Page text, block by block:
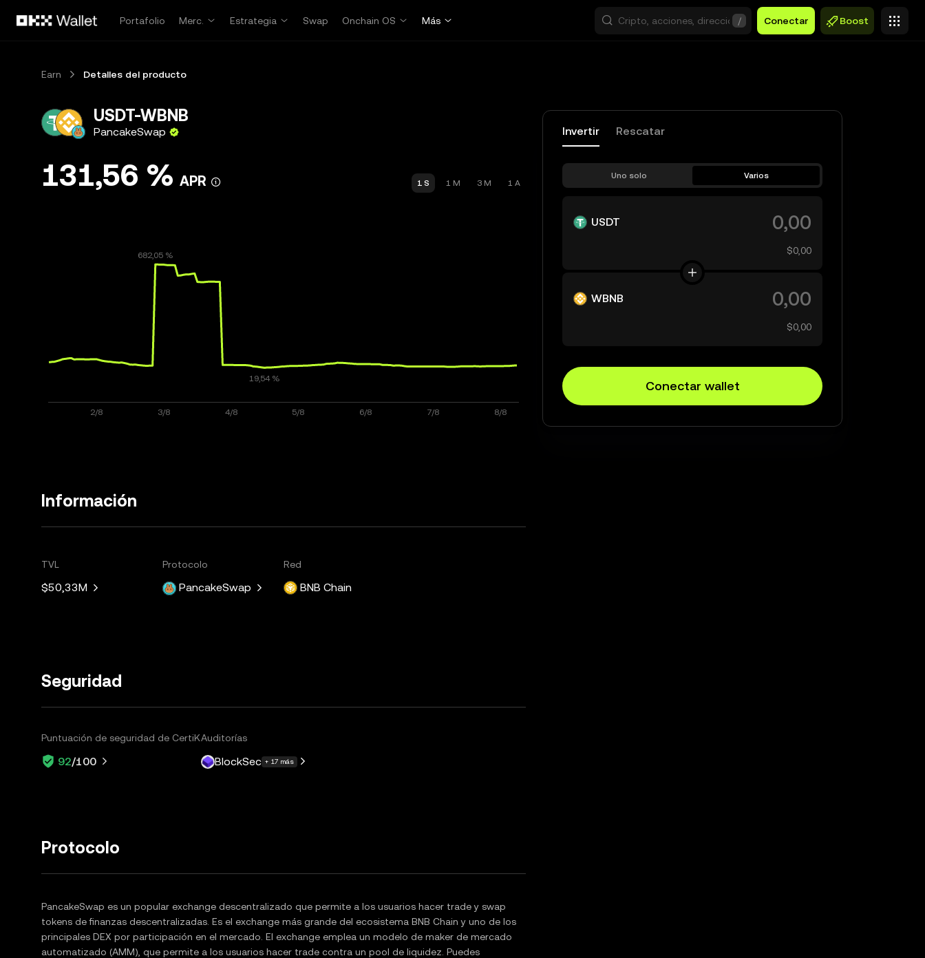
Portafolio
Merc. Estrategia Swap Onchain OS Más / Conectar Boost
Earn Detalles del producto
USDT-WBNB
PancakeSwap
131,56 % APR 1 S 1 M 3 M 1 A
Información
TVL
$50,33M
Protocolo
PancakeSwap
Red
BNB Chain
Seguridad
Puntuación de seguridad de CertiK
92/100
Auditorías
BlockSec + 17 más
Protocolo
PancakeSwap es un popular exchange descentralizado que permite a los usuarios hacer trade y swap
tokens de finanzas descentralizadas. Es el exchange más grande del ecosistema BNB Chain y uno de los
principales DEX por participación en el mercado. El exchange emplea un modelo de maker de mercado
automatizado (AMM), que permite a los usuarios hacer trade contra un pool de liquidez. Puedes
Invertir Rescatar
Uno solo Varios
USDT
$0,00
WBNB
$0,00
Conectar wallet